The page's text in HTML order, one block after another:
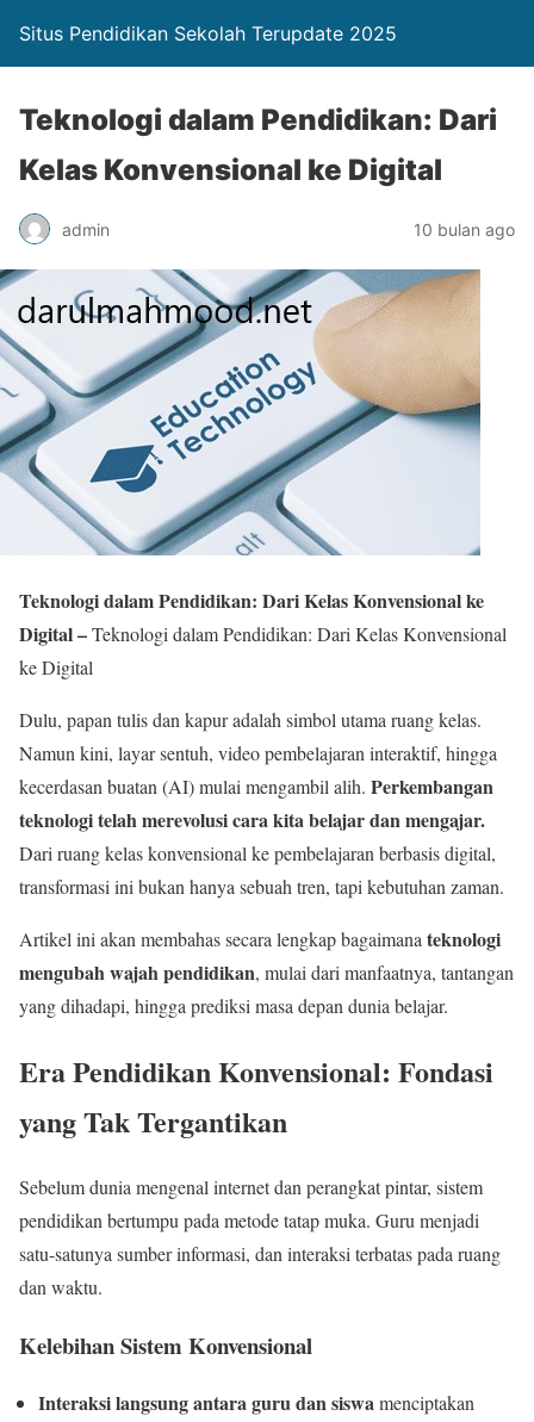
Situs Pendidikan Sekolah Terupdate 2025
Teknologi dalam Pendidikan: Dari
Kelas Konvensional ke Digital
admin 10 bulan ago
Teknologi dalam Pendidikan: Dari Kelas Konvensional ke
Digital –Teknologi dalam Pendidikan: Dari Kelas Konvensional
ke Digital
Dulu, papan tulis dan kapur adalah simbol utama ruang kelas.
Namun kini, layar sentuh, video pembelajaran interaktif, hingga
kecerdasan buatan (AI) mulai mengambil alih. Perkembangan
teknologi telah merevolusi cara kita belajar dan mengajar.
Dari ruang kelas konvensional ke pembelajaran berbasis digital,
transformasi ini bukan hanya sebuah tren, tapi kebutuhan zaman.
Artikel ini akan membahas secara lengkap bagaimana teknologi
mengubah wajah pendidikan, mulai dari manfaatnya, tantangan
yang dihadapi, hingga prediksi masa depan dunia belajar.
Era Pendidikan Konvensional: Fondasi
yang Tak Tergantikan
Sebelum dunia mengenal internet dan perangkat pintar, sistem
pendidikan bertumpu pada metode tatap muka. Guru menjadi
satu-satunya sumber informasi, dan interaksi terbatas pada ruang
dan waktu.
Kelebihan Sistem Konvensional
Interaksi langsung antara guru dan siswamenciptakan